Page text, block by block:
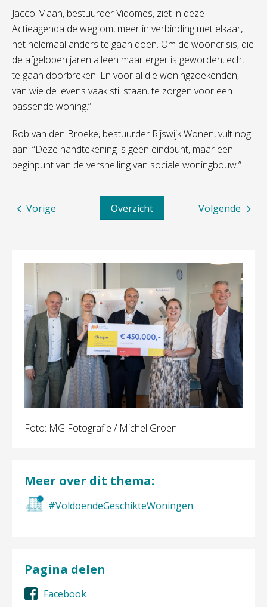
Jacco Maan, bestuurder Vidomes, ziet in deze
Actieagenda de weg om, meer in verbinding met elkaar,
het helemaal anders te gaan doen. Om de wooncrisis, die
de afgelopen jaren alleen maar erger is geworden, echt
te gaan doorbreken. En voor al die woningzoekenden,
van wie de levens vaak stil staan, te zorgen voor een
passende woning.”
Rob van den Broeke, bestuurder Rijswijk Wonen, vult nog
aan: “Deze handtekening is geen eindpunt, maar een
beginpunt van de versnelling van sociale woningbouw.”
Volgende
Overzicht
Vorige
Foto: MG Fotografie / Michel Groen
Meer over dit thema:
#VoldoendeGeschikteWoningen
Pagina delen
Facebook